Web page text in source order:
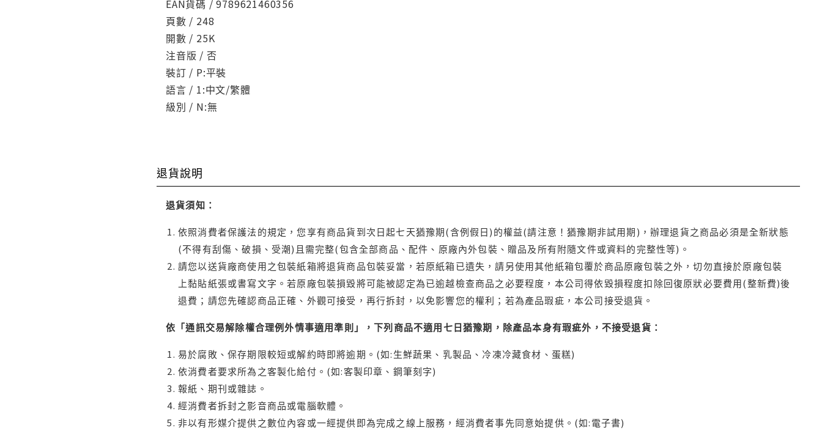
EAN貨碼 / 9789621460356
頁數 / 248
開數 / 25K
注音版 / 否
裝訂 / P:平裝
語言 / 1:中文/繁體
級別 / N:無
退貨說明
退貨須知：
依照消費者保護法的規定，您享有商品貨到次日起七天猶豫期(含例假日)的權益(請注意！猶豫期非試用期)，辦理退貨之商品必須是全新狀態
(不得有刮傷、破損、受潮)且需完整(包含全部商品、配件、原廠內外包裝、贈品及所有附隨文件或資料的完整性等)。
請您以送貨廠商使用之包裝紙箱將退貨商品包裝妥當，若原紙箱已遺失，請另使用其他紙箱包覆於商品原廠包裝之外，切勿直接於原廠包裝
上黏貼紙張或書寫文字。若原廠包裝損毀將可能被認定為已逾越檢查商品之必要程度，本公司得依毀損程度扣除回復原狀必要費用(整新費)後
退費；請您先確認商品正確、外觀可接受，再行拆封，以免影響您的權利；若為產品瑕疵，本公司接受退貨。
依「通訊交易解除權合理例外情事適用準則」，下列商品不適用七日猶豫期，除產品本身有瑕疵外，不接受退貨：
易於腐敗、保存期限較短或解約時即將逾期。(如:生鮮蔬果、乳製品、冷凍冷藏食材、蛋糕)
依消費者要求所為之客製化給付。(如:客製印章、鋼筆刻字)
報紙、期刊或雜誌。
經消費者拆封之影音商品或電腦軟體。
非以有形媒介提供之數位內容或一經提供即為完成之線上服務，經消費者事先同意始提供。(如:電子書)